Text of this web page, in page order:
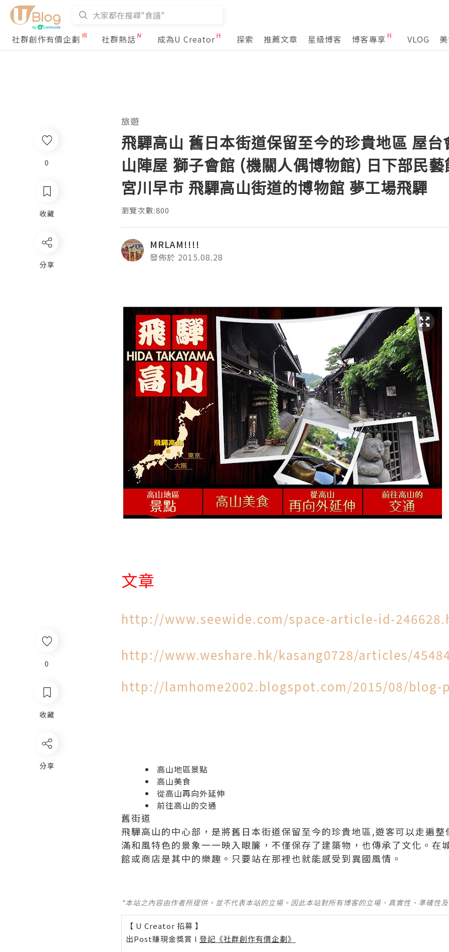
社群創作有價企劃 社群熱話 成為U Creator 探索 推薦文章 星級博客 博客專享 VLOG
0
收藏
分享
旅遊
飛驒高山 舊日本街道保留至今的珍貴地區 屋
山陣屋 獅子會館 (機關人偶博物館) 日下部民
宮川早市 飛驒高山街道的博物館 夢工場飛驒
瀏覽次數:800
MRLAM!!!!
發佈於 2015.08.28
文章
http://www.seewide.com/space-article-id-
http://www.weshare.hk/kasang0728/articles/
http://lamhome2002.blogspot.com/2015/08/
高山地區景點
高山美食
從高山再向外延伸
前往高山的交通
舊街道
飛驒高山的中心部，是將舊日本街道保留至今的珍貴地區,遊客可以走遍
滿和風特色的景象一一映入眼簾，不僅保存了建築物，也傳承了文化。在
館或商店是其中的樂趣。只要站在那裡也就能感受到異國風情。
*本站之內容由作者所提供，並不代表本站的立場。因此本站對所有博客的立場、真實性、準確性
【 U Creator 招募 】
出Post賺現金獎賞 l 登記《社群創作有價企劃》
0
收藏
分享